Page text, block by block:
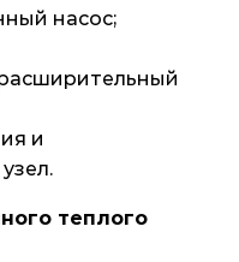
насос;
и
теплого